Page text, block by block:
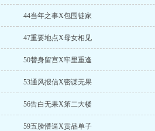
44当年之事X包围徒家
47重要地点X母女相见
50替身留宫X牢里重逢
53通风报信X密谋无果
56告白无果X第二大楼
59五脸懵逼X贡品单子